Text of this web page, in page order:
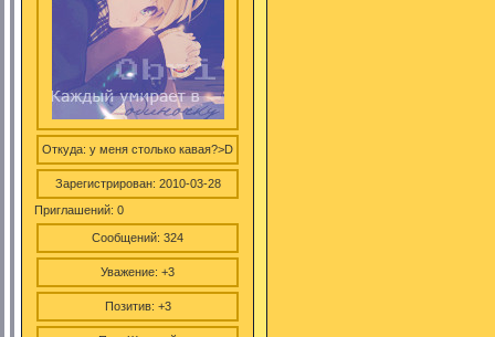
Откуда: у меня столько кавая?>D
Зарегистрирован: 2010-03-28
Приглашений: 0
Сообщений: 324
Уважение: +3
Позитив: +3